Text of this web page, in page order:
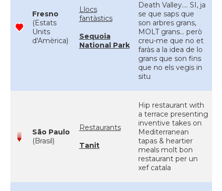
Fresno
(Estats
Units
d'Amèrica)
Llocs
fantàstics
Sequoia
National Park
Death Valley.... SI, ja
se que saps que
son arbres grans,
MOLT grans... però
creu-me que no et
faràs a la idea de lo
grans que son fins
que no els vegis in
situ
São Paulo
(Brasil)
Restaurants
Tanit
Hip restaurant with
a terrace presenting
inventive takes on
Mediterranean
tapas & heartier
meals molt bon
restaurant per un
xef catala